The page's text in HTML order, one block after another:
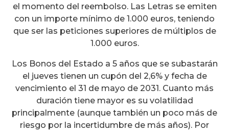
el momento del reembolso. Las Letras se emiten
con un importe mínimo de 1.000 euros, teniendo
que ser las peticiones superiores de múltiplos de
1.000 euros.
Los Bonos del Estado a 5 años que se subastarán
el jueves tienen un cupón del 2,6% y fecha de
vencimiento el 31 de mayo de 2031. Cuanto más
duración tiene mayor es su volatilidad
principalmente (aunque también un poco más de
riesgo por la incertidumbre de más años). Por